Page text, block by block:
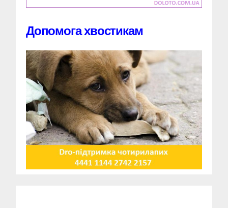
Допомога хвостикам